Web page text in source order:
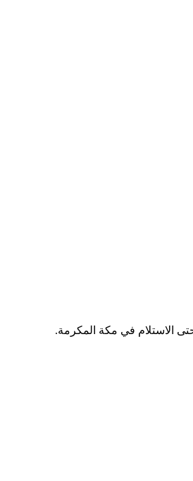
الاستلام في مكة المكرمة.